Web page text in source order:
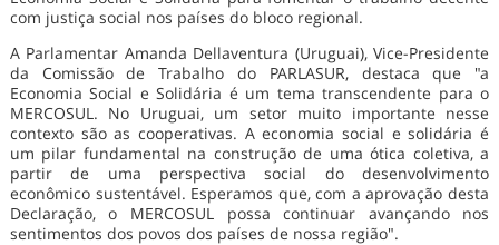
com justiça social nos países do bloco regional.
A Parlamentar Amanda Dellaventura (Uruguai), Vice-Presidente
da Comissão de Trabalho do PARLASUR, destaca que "a
Economia Social e Solidária é um tema transcendente para o
MERCOSUL. No Uruguai, um setor muito importante nesse
contexto são as cooperativas. A economia social e solidária é
um pilar fundamental na construção de uma ótica coletiva, a
partir de uma perspectiva social do desenvolvimento
econômico sustentável. Esperamos que, com a aprovação desta
Declaração, o MERCOSUL possa continuar avançando nos
sentimentos dos povos dos países de nossa região".